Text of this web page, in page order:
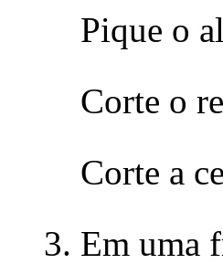
Pique o
Corte o
Corte a
Em uma